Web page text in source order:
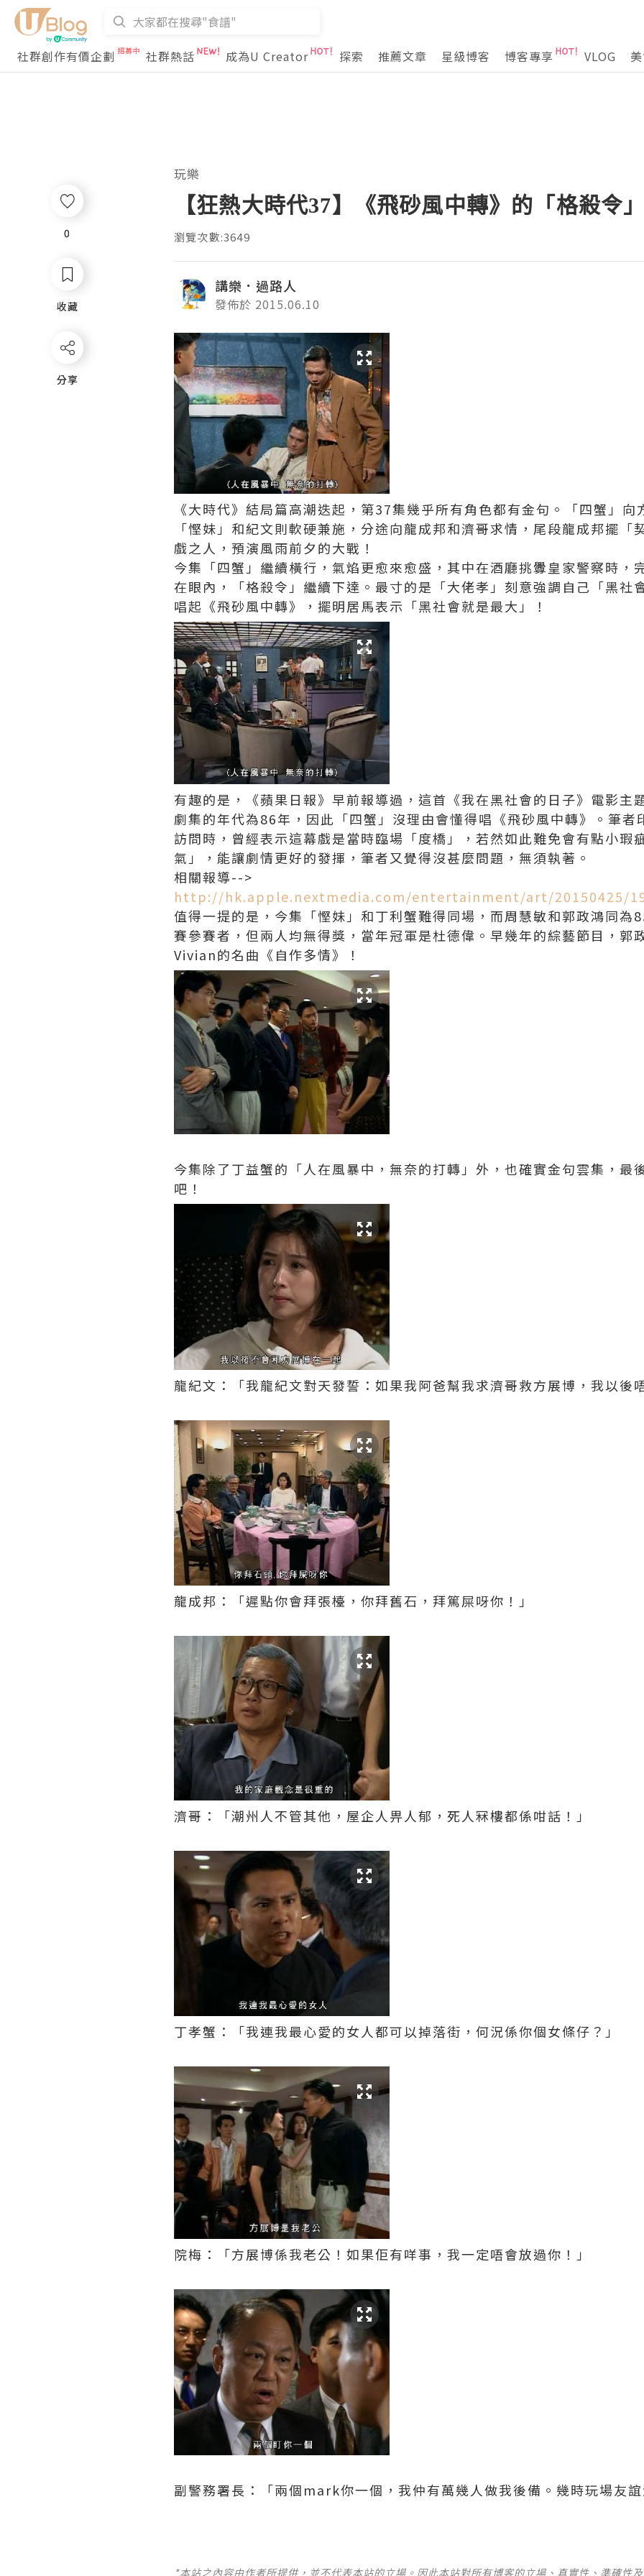
社群創作有價企劃
社群熱話 成為U Creator 探索 推薦文章 星級博客 博客專享 VLOG
0
收藏
分享
玩樂
【狂熱大時代37】《飛砂風中轉》的「格殺令」
瀏覽次數:3649
講樂．過路人
發佈於 2015.06.10
《大時代》結局篇高潮迭起，第37集幾乎所有角色都有金句。「四蟹」向
「慳妹」和紀文則軟硬兼施，分途向龍成邦和濟哥求情，尾段龍成邦擺「
戲之人，預演風雨前夕的大戰！
今集「四蟹」繼續橫行，氣焰更愈來愈盛，其中在酒廳挑釁皇家警察時，
在眼內，「格殺令」繼續下達。最寸的是「大佬孝」刻意強調自己「黑社
唱起《飛砂風中轉》，擺明居馬表示「黑社會就是最大」！
有趣的是，《蘋果日報》早前報導過，這首《我在黑社會的日子》電影主
劇集的年代為86年，因此「四蟹」沒理由會懂得唱《飛砂風中轉》。筆者
訪問時，曾經表示這幕戲是當時臨場「度橋」，若然如此難免會有點小瑕
氣」，能讓劇情更好的發揮，筆者又覺得沒甚麼問題，無須執著。
相關報導-->
http://hk.apple.nextmedia.com/entertainment/art/20150425/
值得一提的是，今集「慳妹」和丁利蟹難得同場，而周慧敏和郭政鴻同為
賽參賽者，但兩人均無得獎，當年冠軍是杜德偉。早幾年的綜藝節目，郭
Vivian的名曲《自作多情》！
今集除了丁益蟹的「人在風暴中，無奈的打轉」外，也確實金句雲集，最
吧！
龍紀文：「我龍紀文對天發誓：如果我阿爸幫我求濟哥救方展博，我以後
龍成邦：「遲點你會拜張檯，你拜舊石，拜篤屎呀你！」
濟哥：「潮州人不管其他，屋企人畀人郁，死人冧樓都係咁話！」
丁孝蟹：「我連我最心愛的女人都可以掉落街，何況係你個女條仔？」
院梅：「方展博係我老公！如果佢有咩事，我一定唔會放過你！」
副警務署長：「兩個mark你一個，我仲有萬幾人做我後備。幾時玩場友誼
*本站之內容由作者所提供，並不代表本站的立場。因此本站對所有博客的立場、真實性、準確性
0
收藏
分享